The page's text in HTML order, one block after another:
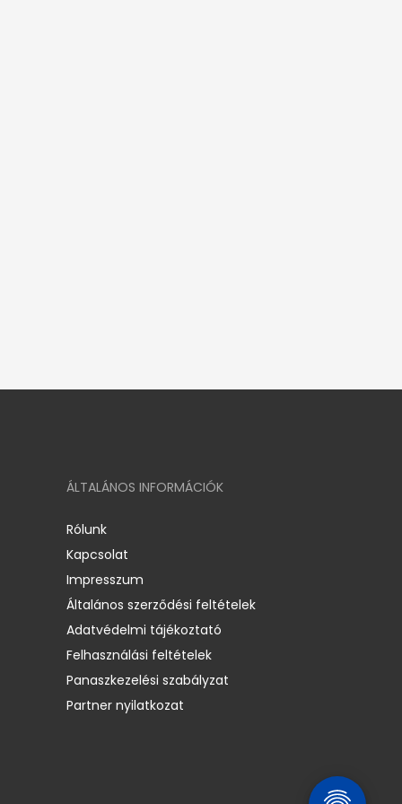
ÁLTALÁNOS INFORMÁCIÓK
Rólunk
Kapcsolat
Impresszum
Általános szerződési feltételek
Adatvédelmi tájékoztató
Felhasználási feltételek
Panaszkezelési szabályzat
Partner nyilatkozat